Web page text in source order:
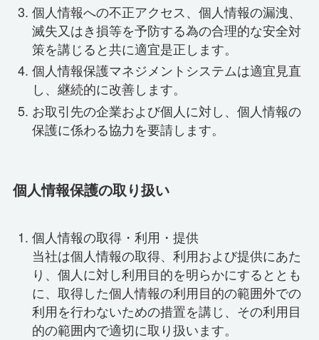
個人情報への不正アクセス、個人情報の漏洩、
滅失又はき損等を予防する為の合理的な安全対
策を講じると共に適宜是正します。
個人情報保護マネジメントシステムは適宜見直
し、継続的に改善します。
お取引先の企業および個人に対し、個人情報の
保護に係わる協力を要請します。
個人情報保護の取り扱い
個人情報の取得・利用・提供
当社は個人情報の取得、利用および提供にあた
り、個人に対し利用目的を明らかにするととも
に、取得した個人情報の利用目的の範囲外での
利用を行わないための措置を講じ、その利用目
的の範囲内で適切に取り扱います。